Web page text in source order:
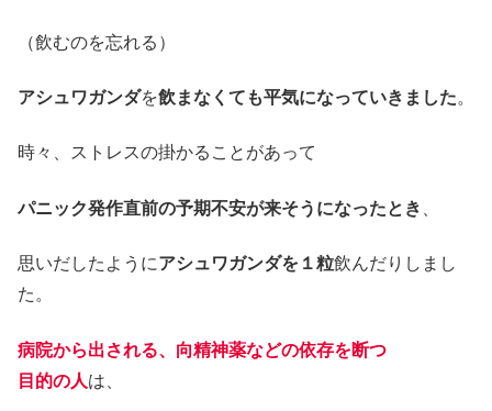
（飲むのを忘れる）
アシュワガンダを飲まなくても平気になっていきました。
時々、ストレスの掛かることがあって
パニック発作直前の予期不安が来そうになったとき
思いだしたようにアシュワガンダを１粒飲んだりしまし
た。
病院から出される、向精神薬などの依存を断つ
目的の人は、